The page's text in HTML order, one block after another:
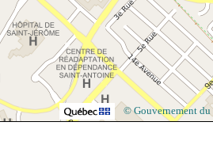
© Gouvernement du